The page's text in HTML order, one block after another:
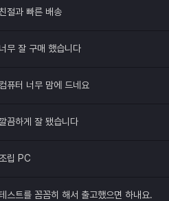
친절과 빠른 배송
너무 잘 구매 했습니다
컴퓨터 너무 맘에 드네요
끔하게 잘 됐습니다
조립 PC
테스트를 꼼꼼히 해서 출고했으면 하내요.